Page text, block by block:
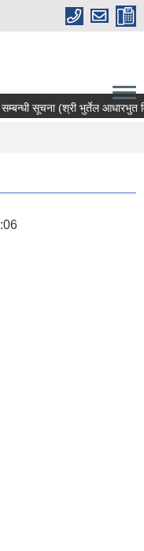
सूचना (श्री भुर्तेल आधारभुत